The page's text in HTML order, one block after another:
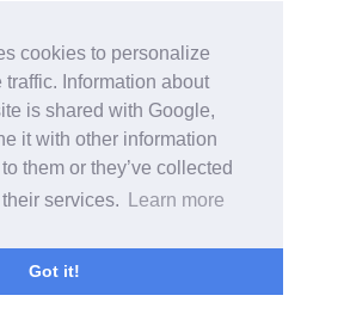
cookies to personalize
Information about
is shared with Google,
it with other information
them or they’ve collected
services.
Learn more
Got it!